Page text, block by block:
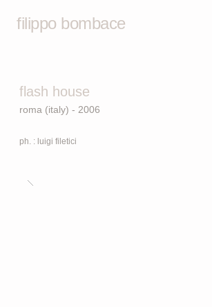
filippo bombace
flash house
roma (italy) - 2006
ph. : luigi filetici